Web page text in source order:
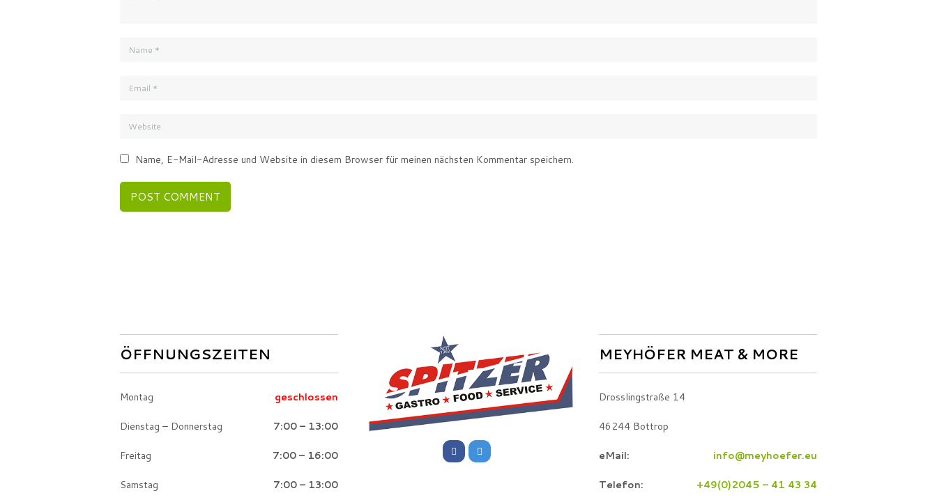
Name, E-Mail-Adresse und Website in diesem Browser für meinen nächsten Kommentar speichern.
ÖFFNUNGSZEITEN
Montag geschlossen
Dienstag – Donnerstag 7:00 – 13:00
Freitag 7:00 – 16:00
Samstag 7:00 – 13:00
MEYHÖFER MEAT & MORE
Drosslingstraße 14
46244 Bottrop
eMail: info@meyhoefer.eu
Telefon: +49(0)2045 – 41 43 34